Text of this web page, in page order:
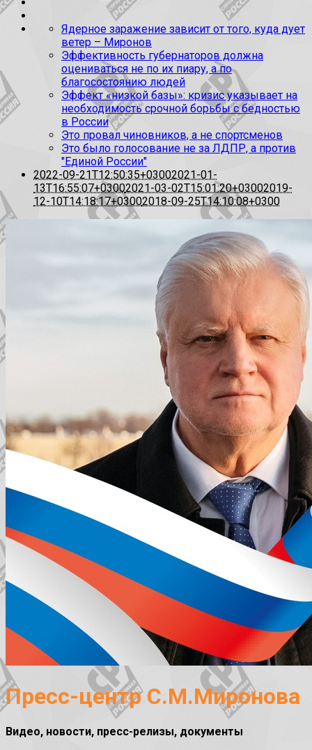
Ядерное заражение зависит от того, куда дует
ветер – Миронов
Эффективность губернаторов должна
оцениваться не по их пиару, а по
благосостоянию людей
Эффект «низкой базы»: кризис указывает на
необходимость срочной борьбы с бедностью
в России
Это провал чиновников, а не спортсменов
Это было голосование не за ЛДПР, а против
"Единой России"
2022-09-21T12:50:35+03002021-01-
13T16:55:07+03002021-03-02T15:01:20+03002019-
12-10T14:18:17+03002018-09-25T14:10:08+0300
Пресс-центр С.М.Миронова
Видео, новости, пресс-релизы, документы